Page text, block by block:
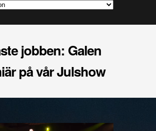
jobben: Galen
på vår Julshow